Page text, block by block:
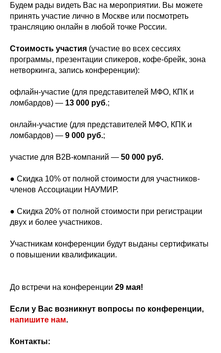
Будем рады видеть Вас на мероприятии. Вы можете
принять участие лично в Москве или посмотреть
трансляцию онлайн в любой точке России.
Стоимость участия (участие во всех сессиях
программы, презентации спикеров, кофе-брейк, зона
нетворкинга, запись конференции):
офлайн-участие (для представителей МФО, КПК и
ломбардов) — 13 000 руб.;
онлайн-участие (для представителей МФО, КПК и
ломбардов) — 9 000 руб.;
участие для B2B-компаний — 50 000 руб.
● Скидка 10% от полной стоимости для участников-
членов Ассоциации НАУМИР.
● Скидка 20% от полной стоимости при регистрации
двух и более участников.
Участникам конференции будут выданы сертификаты
о повышении квалификации.
До встречи на конференции 29 мая!
Если у Вас возникнут вопросы по конференции,
напишите нам.
Контакты: